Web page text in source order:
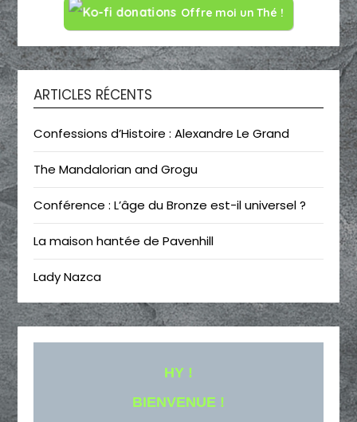
Offre moi un Thé !
ARTICLES RÉCENTS
Confessions d’Histoire : Alexandre Le Grand
The Mandalorian and Grogu
Conférence : L’âge du Bronze est-il universel ?
La maison hantée de Pavenhill
Lady Nazca
HY !
BIENVENUE !